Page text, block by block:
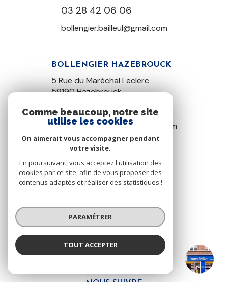
Bollengier Hazebrouck
03 28 42 06 06
bollengier.bailleul@gmail.com
BOLLENGIER HAZEBROUCK
5 Rue du Maréchal Leclerc
59190 Hazebrouck
03 28 42 22 22
bollengier.hazebrouck@gmail.com
VOTRE ESPACE
ESPACE PROPRIÉTAIRE
SE CONNECTER
NOUS SUIVRE
Comme beaucoup, notre site
utilise les cookies
On aimerait vous accompagner pendant
votre visite.
En poursuivant, vous acceptez l'utilisation des
cookies par ce site, afin de vous proposer des
contenus adaptés et réaliser des statistiques !
PARAMÉTRER
TOUT ACCEPTER